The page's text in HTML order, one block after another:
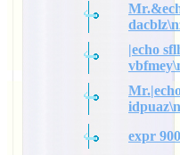
|echo
expr